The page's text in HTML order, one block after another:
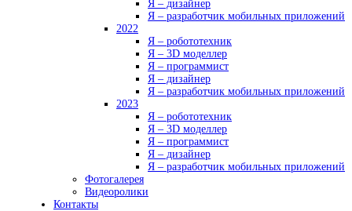
Я – дизайнер
Я – разработчик мобильных приложений
2022
Я – робототехник
Я – 3D моделлер
Я – программист
Я – дизайнер
Я – разработчик мобильных приложений
2023
Я – робототехник
Я – 3D моделлер
Я – программист
Я – дизайнер
Я – разработчик мобильных приложений
Фотогалерея
Видеоролики
Контакты